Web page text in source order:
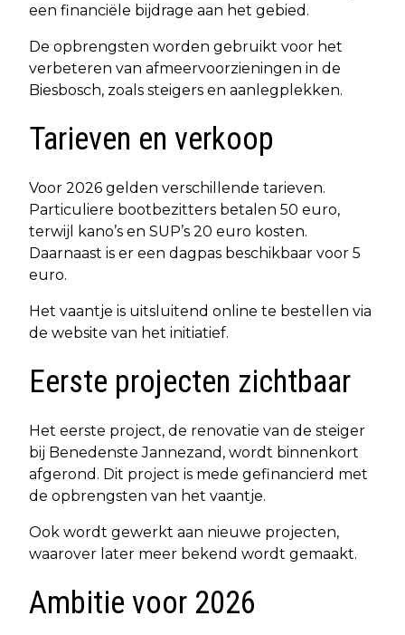
een financiële bijdrage aan het gebied.
De opbrengsten worden gebruikt voor het
verbeteren van afmeervoorzieningen in de
Biesbosch, zoals steigers en aanlegplekken.
Tarieven en verkoop
Voor 2026 gelden verschillende tarieven.
Particuliere bootbezitters betalen 50 euro,
terwijl kano’s en SUP’s 20 euro kosten.
Daarnaast is er een dagpas beschikbaar voor 5
euro.
Het vaantje is uitsluitend online te bestellen via
de website van het initiatief.
Eerste projecten zichtbaar
Het eerste project, de renovatie van de steiger
bij Benedenste Jannezand, wordt binnenkort
afgerond. Dit project is mede gefinancierd met
de opbrengsten van het vaantje.
Ook wordt gewerkt aan nieuwe projecten,
waarover later meer bekend wordt gemaakt.
Ambitie voor 2026